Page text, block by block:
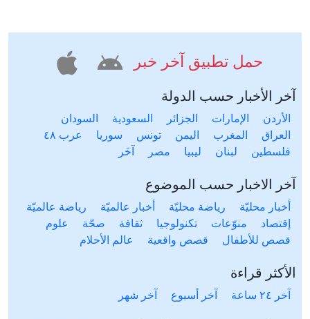
حمل تطبيق آخر خبر
آخر الأخبار حسب الدولة
الأردن الإمارات الجزائر السعودية
السودان
العراق
المغرب اليمن تونس سوريا
عرب ٤٨
فلسطين
لبنان ليبيا مصر آخَر
آخر الاخبار حسب الموضوع
أخبار محليّة رياضة محليّة أخبار عالميّة
رياضة عالميّة
إقتصاد
منوّعات تكنولوجيا ثقافة صحّة
علوم
قصص للأطفال
قصص واقعية عالم الأحلام
الأكثر قراءة
آخر ٢٤ ساعة آخر أسبوع آخر شهر